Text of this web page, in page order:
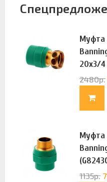
Муфта
20х3/4
2480р.
Муфта
1135р.